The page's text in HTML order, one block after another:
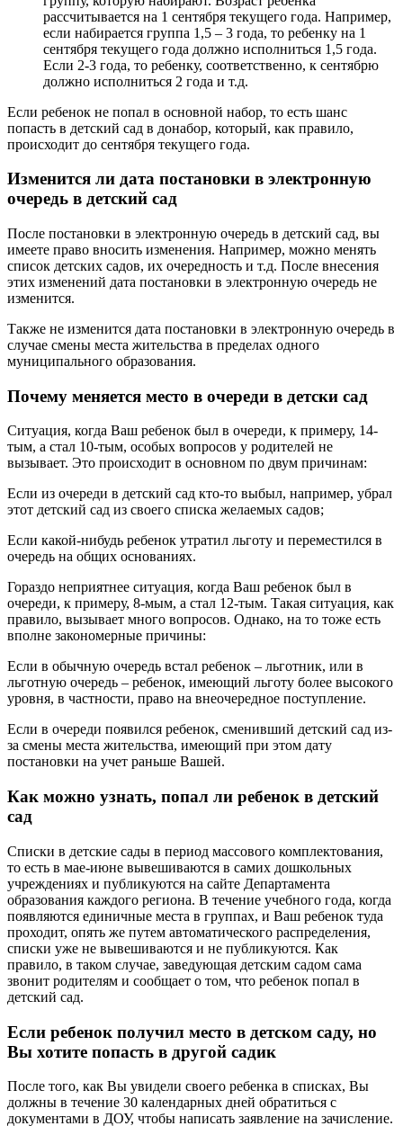
рассчитывается на 1 сентября текущего года. Например,
если набирается группа 1,5 – 3 года, то ребенку на 1
сентября текущего года должно исполниться 1,5 года.
Если 2-3 года, то ребенку, соответственно, к сентябрю
должно исполниться 2 года и т.д.
Если ребенок не попал в основной набор, то есть шанс
попасть в детский сад в донабор, который, как правило,
происходит до сентября текущего года.
Изменится ли дата постановки в электронную
очередь в детский сад
После постановки в электронную очередь в детский сад, вы
имеете право вносить изменения. Например, можно менять
список детских садов, их очередность и т.д. После внесения
этих изменений дата постановки в электронную очередь не
изменится.
Также не изменится дата постановки в электронную очередь в
случае смены места жительства в пределах одного
муниципального образования.
Почему меняется место в очереди в детски сад
Ситуация, когда Ваш ребенок был в очереди, к примеру, 14-
тым, а стал 10-тым, особых вопросов у родителей не
вызывает. Это происходит в основном по двум причинам:
Если из очереди в детский сад кто-то выбыл, например, убрал
этот детский сад из своего списка желаемых садов;
Если какой-нибудь ребенок утратил льготу и переместился в
очередь на общих основаниях.
Гораздо неприятнее ситуация, когда Ваш ребенок был в
очереди, к примеру, 8-мым, а стал 12-тым. Такая ситуация, как
правило, вызывает много вопросов. Однако, на то тоже есть
вполне закономерные причины:
Если в обычную очередь встал ребенок – льготник, или в
льготную очередь – ребенок, имеющий льготу более высокого
уровня, в частности, право на внеочередное поступление.
Если в очереди появился ребенок, сменивший детский сад из-
за смены места жительства, имеющий при этом дату
постановки на учет раньше Вашей.
Как можно узнать, попал ли ребенок в детский
сад
Списки в детские сады в период массового комплектования,
то есть в мае-июне вывешиваются в самих дошкольных
учреждениях и публикуются на сайте Департамента
образования каждого региона. В течение учебного года, когда
появляются единичные места в группах, и Ваш ребенок туда
проходит, опять же путем автоматического распределения,
списки уже не вывешиваются и не публикуются. Как
правило, в таком случае, заведующая детским садом сама
звонит родителям и сообщает о том, что ребенок попал в
детский сад.
Если ребенок получил место в детском саду, но
Вы хотите попасть в другой садик
После того, как Вы увидели своего ребенка в списках, Вы
должны в течение 30 календарных дней обратиться с
документами в ДОУ, чтобы написать заявление на зачисление.